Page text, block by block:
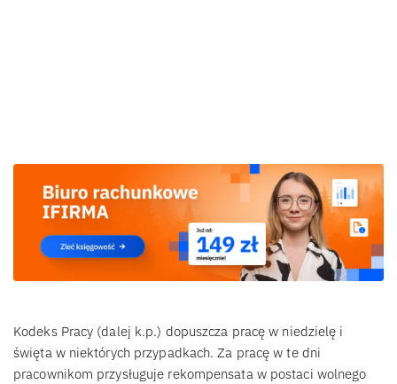
Kodeks Pracy (dalej k.p.) dopuszcza pracę w niedzielę i
święta w niektórych przypadkach. Za pracę w te dni
pracownikom przysługuje rekompensata w postaci wolnego